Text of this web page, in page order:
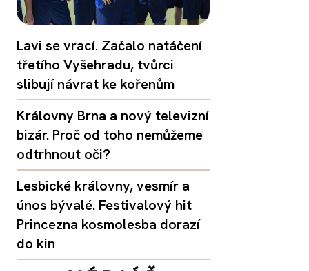
Lavi se vrací. Začalo natáčení
třetího Vyšehradu, tvůrci
slibují návrat ke kořenům
Královny Brna a nový televizní
bizár. Proč od toho nemůžeme
odtrhnout oči?
Lesbické královny, vesmír a
únos bývalé. Festivalový hit
Princezna kosmolesba dorazí
do kin